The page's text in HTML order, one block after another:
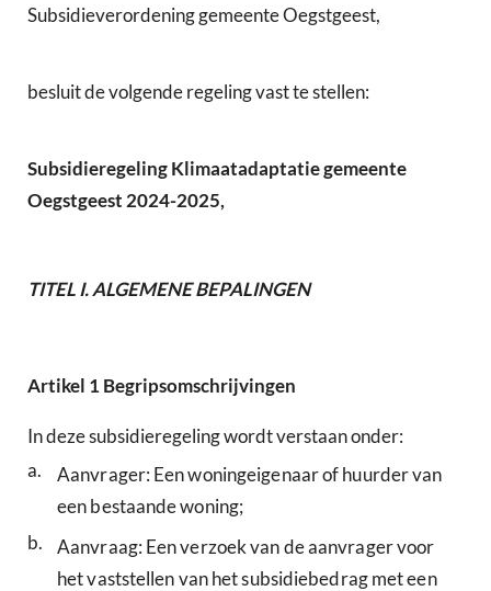
Subsidieverordening gemeente Oegstgeest,
besluit de volgende regeling vast te stellen:
Subsidieregeling Klimaatadaptatie gemeente
Oegstgeest 2024-2025,
TITELI.ALGEMENE BEPALINGEN
Artikel 1 Begripsomschrijvingen
In deze subsidieregeling wordt verstaan onder:
a.
Aanvrager: Een woningeigenaar of huurder van
een bestaande woning;
b.
Aanvraag: Een verzoek van de aanvrager voor
het vaststellen van het subsidiebedrag met een